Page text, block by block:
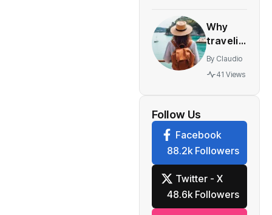
Work
Why
traveling
yourself
best gift
By Claudio
41 Views
Follow Us
Facebook
88.2k Followers
Twitter - X
48.6k Followers